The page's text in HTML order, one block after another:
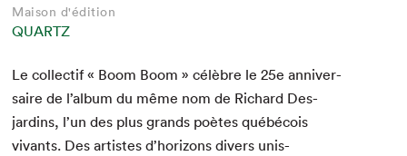
Maison d'édition
QUARTZ
Le col­lec­tif « Boom Boom » célèbre le25e anniver­
saire de l’album du même nom de Richard Des­
jardins, l’un des plus grands poètes québé­cois
vivants. Des artistes d’horizons divers unis­